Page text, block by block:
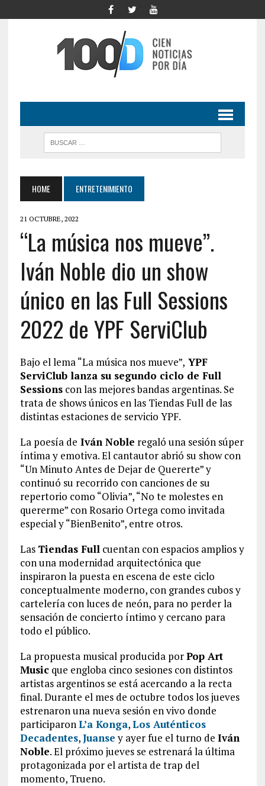
HOME ENTRETENIMIENTO
21 OCTUBRE, 2022
“La música nos mueve”.
Iván Noble dio un show
único en las Full Sessions
2022 de YPF ServiClub
Bajo el lema “La música nos mueve”, YPF
ServiClub lanza su segundo ciclo de Full
Sessionscon las mejores bandas argentinas. Se
trata de shows únicos en las Tiendas Full de las
distintas estaciones de servicio YPF.
La poesía de Iván Noble regaló una sesión súper
íntima y emotiva. El cantautor abrió su show con
“Un Minuto Antes de Dejar de Quererte” y
continuó su recorrido con canciones de su
repertorio como “Olivia”, “No te molestes en
quererme” con Rosario Ortega como invitada
especial y “BienBenito”, entre otros.
Las Tiendas Fullcuentan con espacios amplios y
con una modernidad arquitectónica que
inspiraron la puesta en escena de este ciclo
conceptualmente moderno, con grandes cubos y
cartelería con luces de neón, para no perder la
sensación de concierto íntimo y cercano para
todo el público.
La propuesta musical producida porPop Art
Musicque engloba cinco sesiones con distintos
artistas argentinos se está acercando a la recta
final. Durante el mes de octubre todos los jueves
estrenaron una nueva sesión en vivo donde
participaronL’a Konga,Los Auténticos
Decadentes,Juansey ayer fue el turno de Iván
Noble. El próximo jueves se estrenará la última
protagonizada por el artista de trap del
momento, Trueno.